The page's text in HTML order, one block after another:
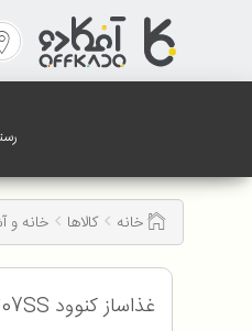
خانه کالاها خانه و
غذاساز کنوود FDM 307SS با ضمانت اصالت و سلامت کالا به همراه 12 ماه گارانتی شرکتی